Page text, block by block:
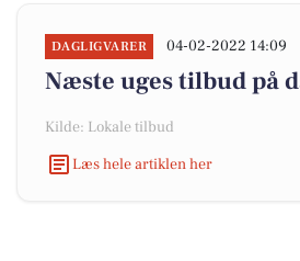
DAGLIGVARER 04-02-2022 14:09
Næste uges tilbud på
Kilde: Lokale tilbud
Læs hele artiklen her